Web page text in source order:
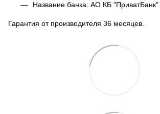
Название банка: АО КБ "ПриватБанк"
Гарантия от производителя 36 месяцев.